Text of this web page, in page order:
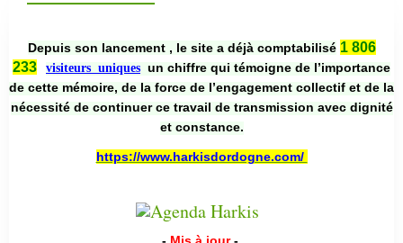
Depuis son lancement , le site a déjà comptabilisé 1 806
233
visiteurs uniques un chiffre qui témoigne de l’importance
de cette mémoire, de la force de l’engagement collectif et de la
nécessité de continuer ce travail de transmission avec dignité
et constance.
https://www.harkisdordogne.com/